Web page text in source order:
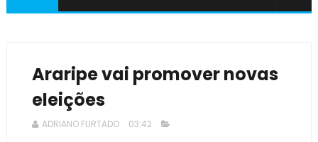
Araripe vai promover novas
eleições
ADRIANO FURTADO 03:42